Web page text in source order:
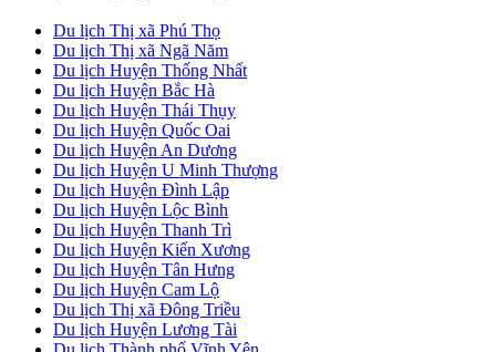
Du lịch Thị xã Phú Thọ
Du lịch Thị xã Ngã Năm
Du lịch Huyện Thống Nhất
Du lịch Huyện Bắc Hà
Du lịch Huyện Thái Thụy
Du lịch Huyện Quốc Oai
Du lịch Huyện An Dương
Du lịch Huyện U Minh Thượng
Du lịch Huyện Đình Lập
Du lịch Huyện Lộc Bình
Du lịch Huyện Thanh Trì
Du lịch Huyện Kiến Xương
Du lịch Huyện Tân Hưng
Du lịch Huyện Cam Lộ
Du lịch Thị xã Đông Triều
Du lịch Huyện Lương Tài